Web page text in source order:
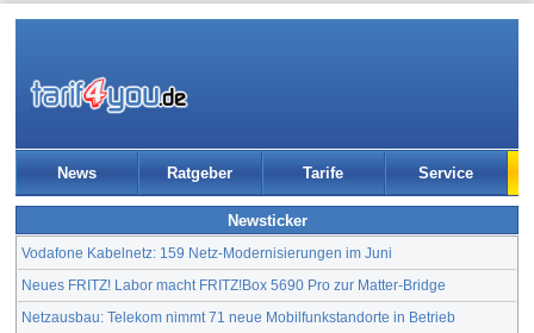
News Ratgeber Tarife Service
Newsticker
Vodafone Kabelnetz: 159 Netz-Modernisierungen im Juni
Neues FRITZ! Labor macht FRITZ!Box 5690 Pro zur Matter-Bridge
Netzausbau: Telekom nimmt 71 neue Mobilfunkstandorte in Betrieb